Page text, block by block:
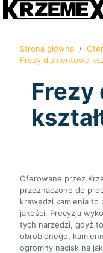
Strona główna /
Frezy diamentowe
Frezy
Oferowane przez
przeznaczone do
krawędzi kamienia
jakości. Precyzja
tych narzędzi, gdyż
obrobionego,
ogromny nacisk na